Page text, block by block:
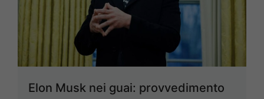
Elon Musk nei guai: provvedimento